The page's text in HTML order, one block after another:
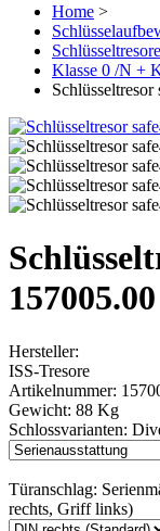
Home >
Schlüsseltresore
Klasse 0 /N +
157005.00
Hersteller:
ISS-Tresore
Artikelnummer:
Gewicht: 88 Kg
Schlossvarianten:
Türanschlag:
rechts, Griff links)